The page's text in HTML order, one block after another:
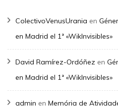
ColectivoVenusUrania en
en Madrid el 1ª «WikInvisibles»
David Ramírez-Ordóñez en
en Madrid el 1ª «WikInvisibles»
admin en Memória de